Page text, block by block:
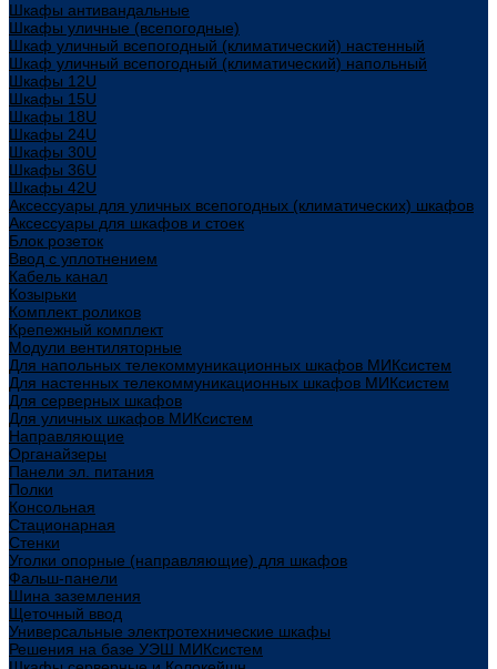
Шкафы антивандальные
Шкафы уличные (всепогодные)
Шкаф уличный всепогодный (климатический) настенный
Шкаф уличный всепогодный (климатический) напольный
Шкафы 12U
Шкафы 15U
Шкафы 18U
Шкафы 24U
Шкафы 30U
Шкафы 36U
Шкафы 42U
Аксессуары для уличных всепогодных (климатических) шкафов
Аксессуары для шкафов и стоек
Блок розеток
Ввод с уплотнением
Кабель канал
Козырьки
Комплект роликов
Крепежный комплект
Модули вентиляторные
Для напольных телекоммуникационных шкафов МИКсистем
Для настенных телекоммуникационных шкафов МИКсистем
Для серверных шкафов
Для уличных шкафов МИКсистем
Направляющие
Органайзеры
Панели эл. питания
Полки
Консольная
Стационарная
Стенки
Уголки опорные (направляющие) для шкафов
Фальш-панели
Шина заземления
Щеточный ввод
Универсальные электротехнические шкафы
Решения на базе УЭШ МИКсистем